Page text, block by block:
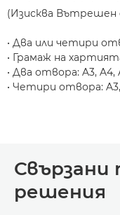
(Изисква Вътрешен
• Два или четири
• Грамаж на
• Два отвора: A3, A4,
• Четири отвора:
Свързани
решения